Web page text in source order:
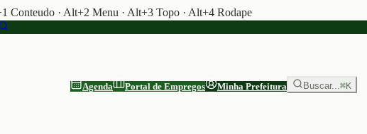
Conteudo · Alt+2 Menu · Alt+3 Topo · Alt+4 Rodape
Agenda Portal de Empregos Minha Prefeitura Buscar...⌘K